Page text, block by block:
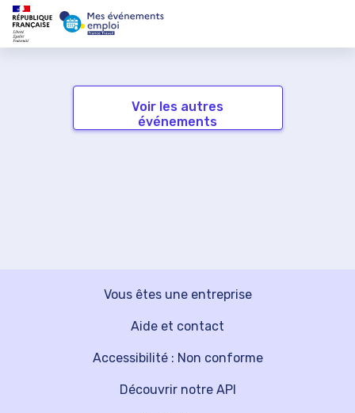
Voir les autres
événements
Vous êtes une entreprise
Découvrir notre API
Aide et contact
Accessibilité : Non conforme